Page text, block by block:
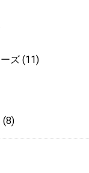
ズ (11)
(8)